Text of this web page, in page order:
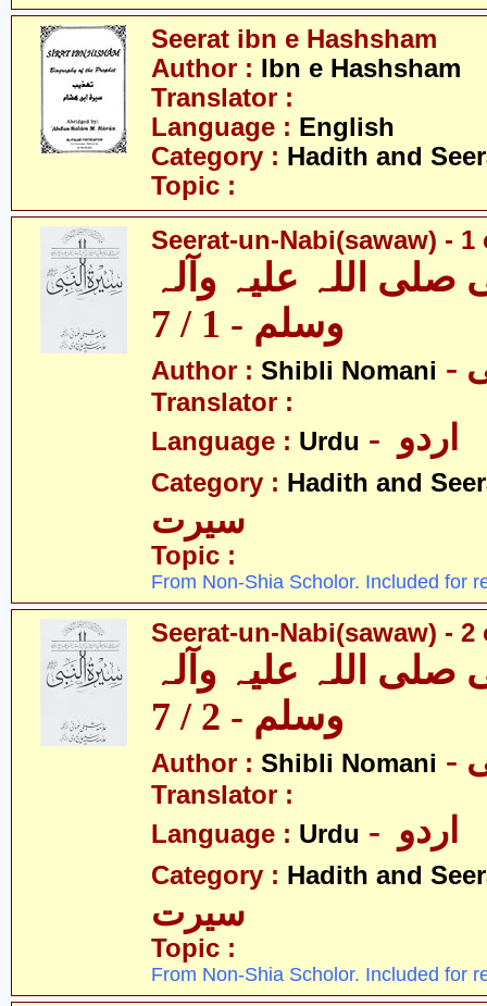
Seerat ibn e Hashsham
Author : Ibn e Hashsham
Translator :
Language : English
Category : Hadith and
Topic :
Seerat-un-Nabi(sawaw) - 1
صلی اللہ علیہ وآلہ
وسلم - 1 / 7
Author : Shibli Nomani
Translator :
Language : Urdu
Category : Hadith and
سیرت
Topic :
From Non-Shia Scholor. Included for
Seerat-un-Nabi(sawaw) - 2
صلی اللہ علیہ وآلہ
وسلم - 2 / 7
Author : Shibli Nomani
Translator :
Language : Urdu
Category : Hadith and
سیرت
Topic :
From Non-Shia Scholor. Included for